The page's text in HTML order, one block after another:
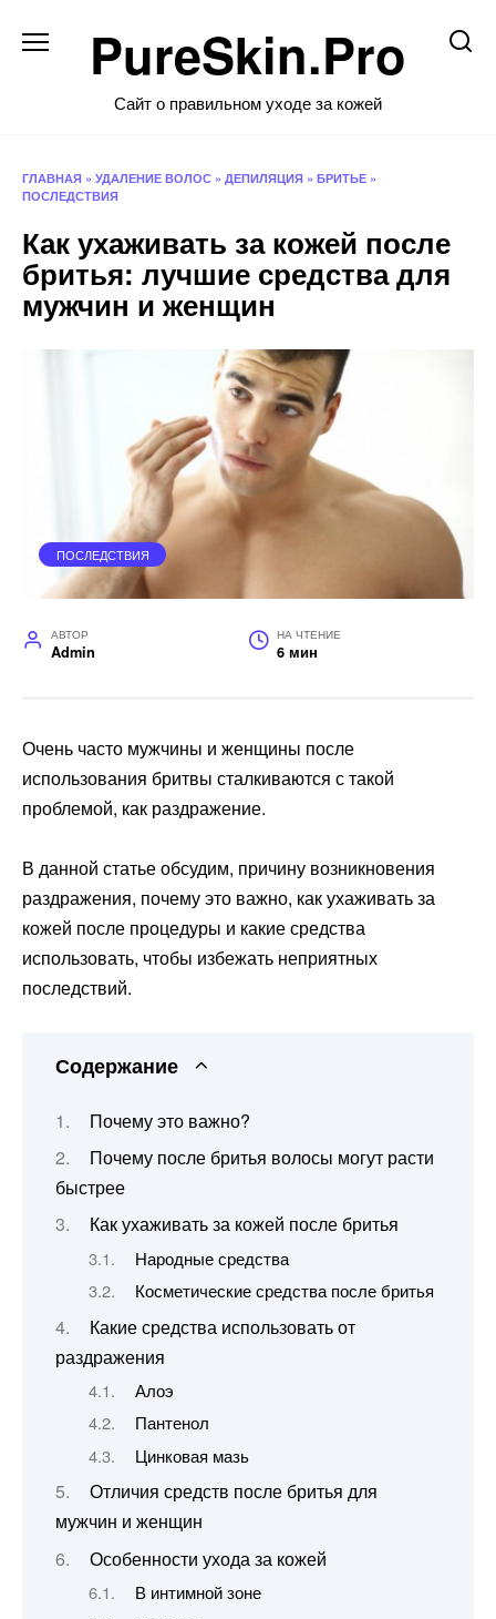
содержаниюPureSkin.Pro
Сайт о правильном уходе за кожей
ГЛАВНАЯ » УДАЛЕНИЕ ВОЛОС » ДЕПИЛЯЦИЯ » БРИТЬЕ »
ПОСЛЕДСТВИЯ
Как ухаживать за кожей после
бритья: лучшие средства для
мужчин и женщин
ПОСЛЕДСТВИЯ
АВТОР
Admin
НА ЧТЕНИЕ
6 мин
Очень часто мужчины и женщины после
использования бритвы сталкиваются с такой
проблемой, как раздражение.
В данной статье обсудим, причину возникновения
раздражения, почему это важно, как ухаживать за
кожей после процедуры и какие средства
использовать, чтобы избежать неприятных
последствий.
Содержание
Почему это важно?
Почему после бритья волосы могут расти
быстрее
Как ухаживать за кожей после бритья
Народные средства
Косметические средства после бритья
Какие средства использовать от
раздражения
Алоэ
Пантенол
Цинковая мазь
Отличия средств после бритья для
мужчин и женщин
Особенности ухода за кожей
В интимной зоне